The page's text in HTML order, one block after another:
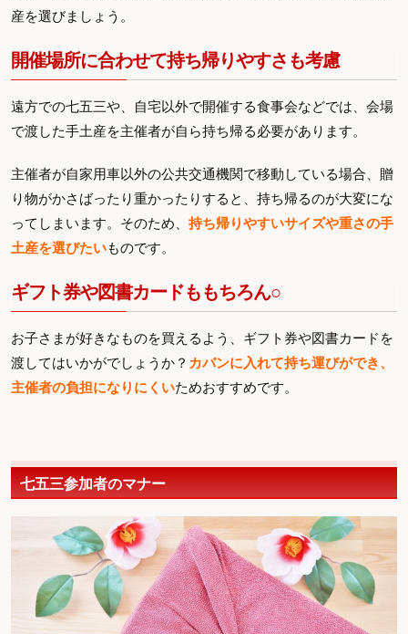
産を選びましょう。
開催場所に合わせて持ち帰りやすさも考慮
遠方での七五三や、自宅以外で開催する食事会などでは、会場
で渡した手土産を主催者が自ら持ち帰る必要があります。
主催者が自家用車以外の公共交通機関で移動している場合、贈
り物がかさばったり重かったりすると、持ち帰るのが大変にな
ってしまいます。そのため、 持ち帰りやすいサイズや重さの手
土産を選びたいものです。
ギフト券や図書カードももちろん○
お子さまが好きなものを買えるよう、ギフト券や図書カードを
渡してはいかがでしょうか？ カバンに入れて持ち運びができ、
主催者の負担になりにくいためおすすめです。
七五三参加者のマナー